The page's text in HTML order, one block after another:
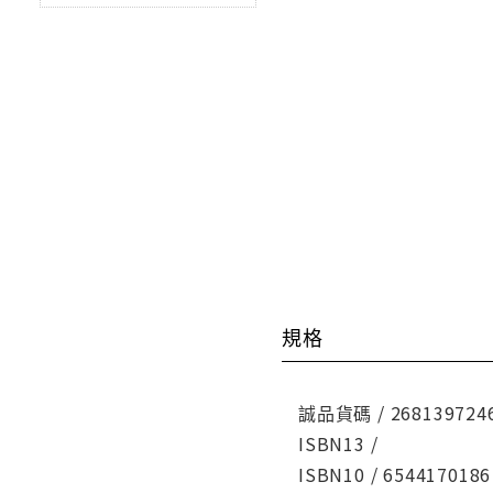
規格
誠品貨碼 /
ISBN13 /
ISBN10 / 6544170186